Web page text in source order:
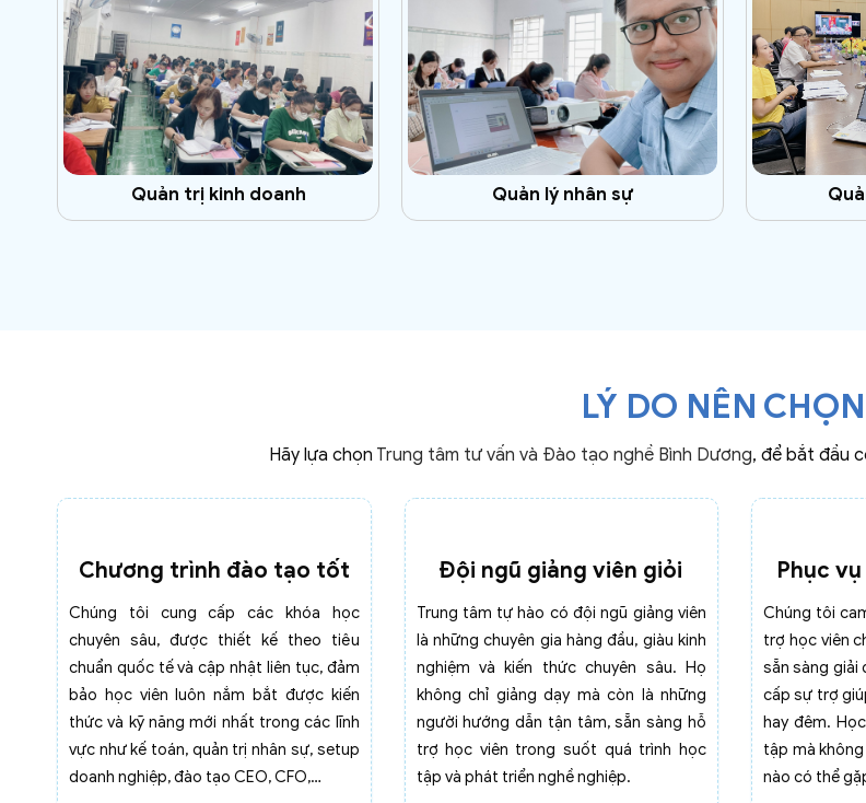
Quản trị kinh doanh Quản lý nhân sự
LÝ DO NÊN
Hãy lựa chọn Trung tâm tư vấn và Đào tạo nghề Bình Dương, để bắt đầu
Chương trình đào tạo tốt
Chúng tôi cung cấp các khóa học
chuyên sâu, được thiết kế theo tiêu
chuẩn quốc tế và cập nhật liên tục, đảm
bảo học viên luôn nắm bắt được kiến
thức và kỹ năng mới nhất trong các lĩnh
vực như kế toán, quản trị nhân sự, setup
doanh nghiệp, đào tạo CEO, CFO,…
Đội ngũ giảng viên giỏi
Trung tâm tự hào có đội ngũ giảng viên
là những chuyên gia hàng đầu, giàu kinh
nghiệm và kiến thức chuyên sâu. Họ
không chỉ giảng dạy mà còn là những
người hướng dẫn tận tâm, sẵn sàng hỗ
trợ học viên trong suốt quá trình học
tập và phát triển nghề nghiệp.
Phục
Chúng tôi
trợ học viên
sẵn sàng giải
cấp sự trợ
hay đêm.
tập mà
nào có thể